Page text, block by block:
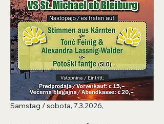
Samstag / sobota, 7.3.2026,